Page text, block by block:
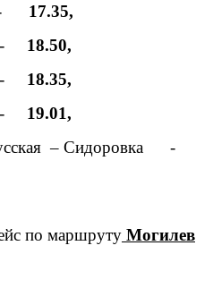
17.35,
- 18.50,
- 18.35,
- 19.01,
– Сидоровка -
по маршруту Могилев